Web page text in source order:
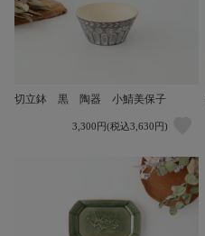
切立鉢 黒 陶器 小鯖美保子
3,300円(税込3,630円)